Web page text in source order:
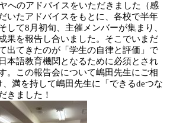
へのアドバイスをいただきました（感
いたアドバイスをもとに、各校で半年
して8月初旬、主催メンバーが集まり、
果を報告し合いました。そこでいまだ
出てきたのが「学生の自律と評価」で
本語教育機関となるために必須とされ
。この報告会について嶋田先生にご相
満を持して嶋田先生に「できるdeつな
きました！